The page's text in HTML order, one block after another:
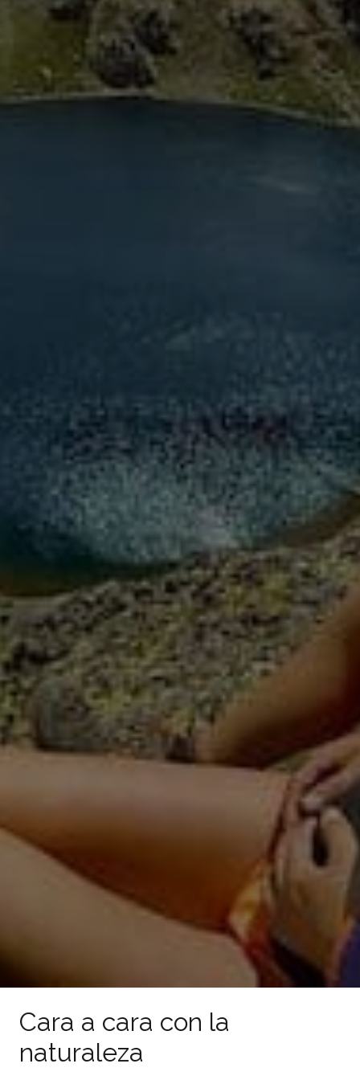
Cara a cara con la
naturaleza